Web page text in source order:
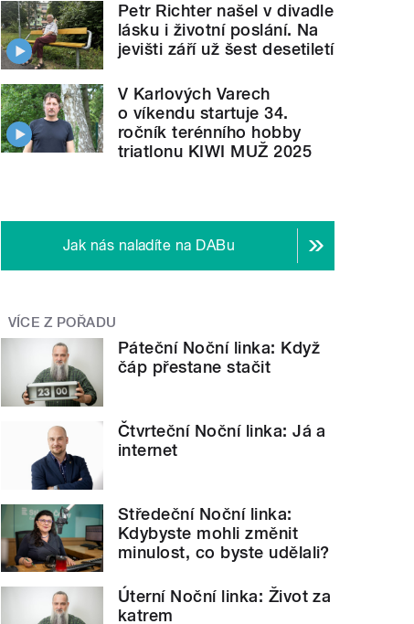
Petr Richter našel v divadle
lásku i životní poslání. Na
jevišti září už šest desetiletí
V Karlových Varech
o víkendu startuje 34.
ročník terénního hobby
triatlonu KIWI MUŽ 2025
Jak nás naladíte na DABu
VÍCE Z POŘADU
Páteční Noční linka: Když
čáp přestane stačit
Čtvrteční Noční linka: Já a
internet
Středeční Noční linka:
Kdybyste mohli změnit
minulost, co byste udělali?
Úterní Noční linka: Život za
katrem